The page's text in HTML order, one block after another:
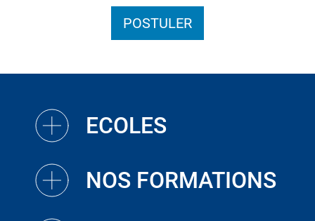
POSTULER
ECOLES
NOS FORMATIONS